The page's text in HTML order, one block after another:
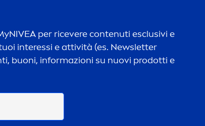
NIVEA per ricevere contenuti esclusivi e
interessi e attività (es. Newsletter
buoni, informazioni su nuovi prodotti e